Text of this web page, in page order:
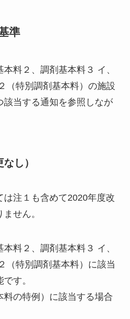
準
料２、調剤基本料３ イ、
（特別調剤基本料）の施設
該当する通知を参照しなが
し）
は注１も含めて2020年度改
せん。
料２、調剤基本料３ イ、
（特別調剤基本料）に該当
す。
料の特例）に該当する場合